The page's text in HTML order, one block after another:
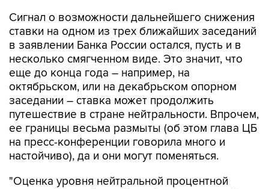
Сигнал о возможности дальнейшего снижения
ставки на одном из трех ближайших заседаний
в заявлении Банка России остался, пусть и в
несколько смягченном виде. Это значит, что
еще до конца года – например, на
октябрьском, или на декабрьском опорном
заседании – ставка может продолжить
путешествие в стране нейтральности. Впрочем,
ее границы весьма размыты (об этом глава ЦБ
на пресс-конференции говорила много и
настойчиво), да и они могут поменяться.
"Оценка уровня нейтральной процентной